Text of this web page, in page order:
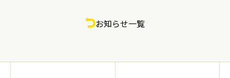
お知らせ一覧